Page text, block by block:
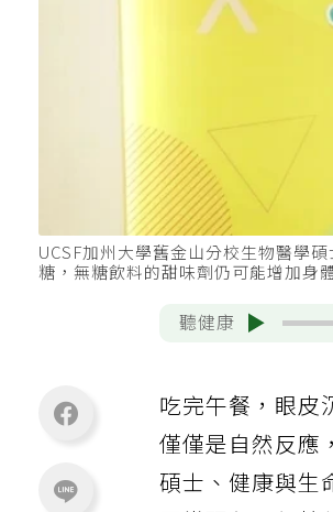
UCSF加州大學舊金山分校生物醫學
糖，無糖飲料的甜味劑仍可能增加身
聽健康
吃完午餐，眼皮
僅僅是自然反應
碩士、健康與生